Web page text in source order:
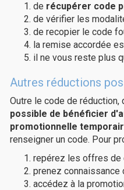
de récupérer code
de vérifier les
de recopier le code
la remise accordée
il ne vous reste plus
Autres réductions
Outre le code de réduction,
possible de bénéficier
promotionnelle
renseigner un code. Pour
repérez les offres de
prenez
accédez à la